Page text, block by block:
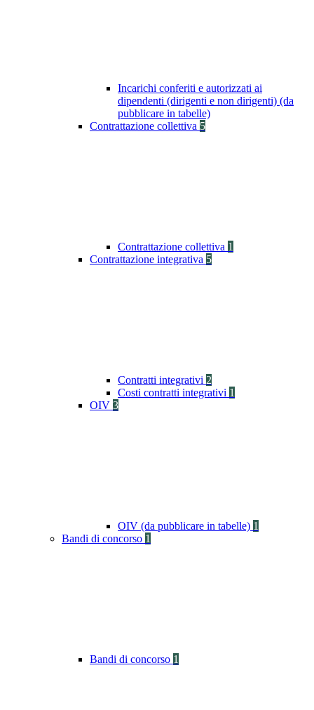
Incarichi conferiti e autorizzati ai
dipendenti (dirigenti e non dirigenti) (da
pubblicare in tabelle)
Contrattazione collettiva 5
Contrattazione collettiva 1
Contrattazione integrativa 5
Contratti integrativi 2
Costi contratti integrativi 1
OIV 3
OIV (da pubblicare in tabelle) 1
Bandi di concorso 1
Bandi di concorso 1